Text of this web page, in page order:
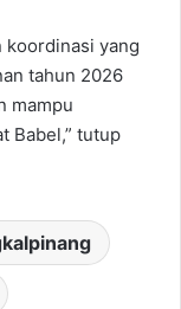
koordinasi yang
tahun 2026
mampu
Babel,” tutup